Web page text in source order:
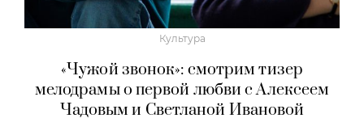
Культура
«Чужой звонок»: смотрим тизер
мелодрамы о первой любви с Алексеем
Чадовым и Светланой Ивановой